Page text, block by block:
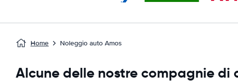
Home Noleggio auto Amos
Alcune delle nostre compagnie di